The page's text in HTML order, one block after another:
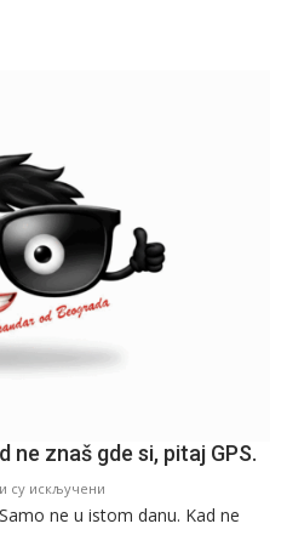
ne znaš gde si, pitaj GPS.
су искључени
Beogradska
ne u istom danu. Kad ne